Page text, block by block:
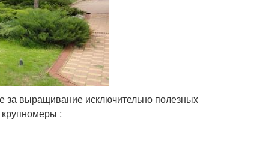
за выращивание исключительно полезных
: